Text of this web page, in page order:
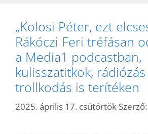
„Kolosi Péter, ezt
Rákóczi Feri tréfásan
a Media1 podcastban,
kulisszatitkok,
trollkodás is terítéken
2025. április 17. csütörtök Szerző: